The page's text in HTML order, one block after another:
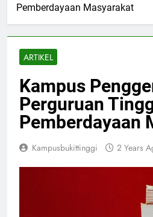
Pemberdayaan Masyarakat
ARTIKEL
Kampus
Perguruan
Pemberdayaan
Kampusbukittinggi 2 Years